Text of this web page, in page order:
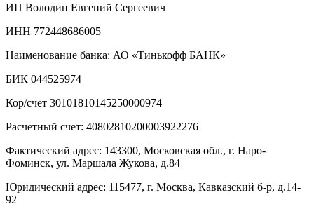
ИП Володин Евгений Сергеевич
ИНН 772448686005
Наименование банка: АО «Тинькофф БАНК»
БИК 044525974
Кор/счет 30101810145250000974
Расчетный счет: 40802810200003922276
Фактический адрес: 143300, Московская обл., г. Наро-
Фоминск, ул. Маршала Жукова, д.84
Юридический адрес: 115477, г. Москва, Кавказский б-р, д.14-
92